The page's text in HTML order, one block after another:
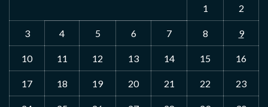
1 2
3 4 5 6 7 8 9
10 11 12 13 14 15 16
17 18 19 20 21 22 23